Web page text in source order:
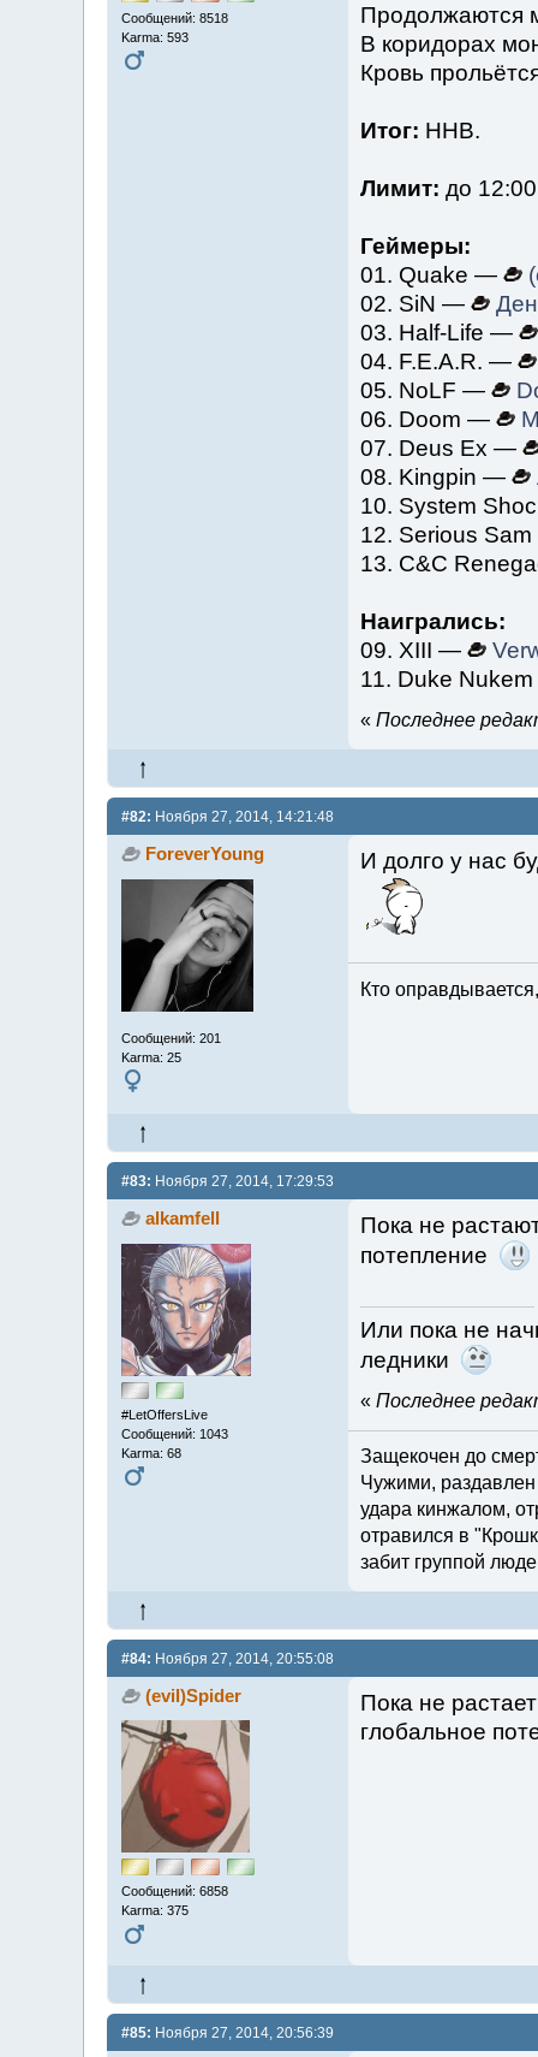
Сообщений: 8518
Karma: 593
Продолжаются
В коридорах
Кровь
Итог: ННВ.
Лимит: до
Геймеры:
01. Quake —
02. SiN —
03. Half-Life —
04. F.E.A.R. —
05. NoLF —
06. Doom —
07. Deus Ex —
08. Kingpin —
10. System
12. Serious
13. C&C
Наигрались:
09. XIII —
11. Duke
« Последнее
#82: Ноября 27, 2014, 14:21:48
ForeverYoung
Сообщений: 201
Karma: 25
И долго у нас
Кто
#83: Ноября 27, 2014, 17:29:53
alkamfell
#LetOffersLive
Сообщений: 1043
Karma: 68
Пока не
потепление
Или пока не
ледники
« Последнее
Защекочен до
Чужими, раздавлен
удара кинжалом,
отравился в
забит группой
#84: Ноября 27, 2014, 20:55:08
(evil)Spider
Сообщений: 6858
Karma: 375
Пока не
глобальное
#85: Ноября 27, 2014, 20:56:39